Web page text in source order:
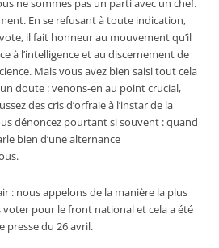
ne sommes pas un parti avec un chef.
En se refusant à toute indication,
il fait honneur au mouvement qu’il
à l’intelligence et au discernement de
Mais vous avez bien saisi tout cela
doute : venons-en au point crucial,
des cris d’orfraie à l’instar de la
dénoncez pourtant si souvent : quand
bien d’une alternance
: nous appelons de la manière la plus
voter pour le front national et cela a été
presse du 26 avril.